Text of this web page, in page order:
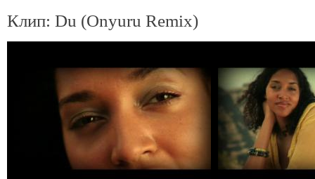
Клип: Du (Onyuru Remix)